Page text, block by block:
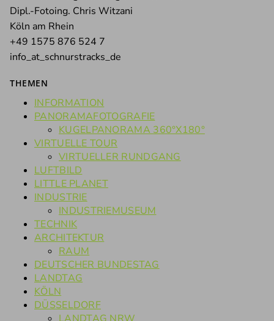
Dipl.-Fotoing. Chris Witzani
Köln am Rhein
+49 1575 876 524 7
info_at_schnurstracks_de
THEMEN
INFORMATION
PANORAMAFOTOGRAFIE
KUGELPANORAMA 360°X180°
VIRTUELLE TOUR
VIRTUELLER RUNDGANG
LUFTBILD
LITTLE PLANET
INDUSTRIE
INDUSTRIEMUSEUM
TECHNIK
ARCHITEKTUR
RAUM
DEUTSCHER BUNDESTAG
LANDTAG
KÖLN
DÜSSELDORF